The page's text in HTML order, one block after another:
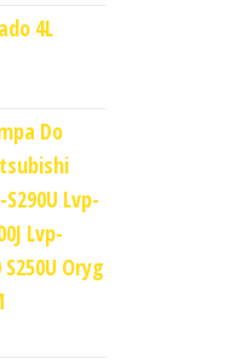
4L
Do
Lvp-
Lvp-
Oryg